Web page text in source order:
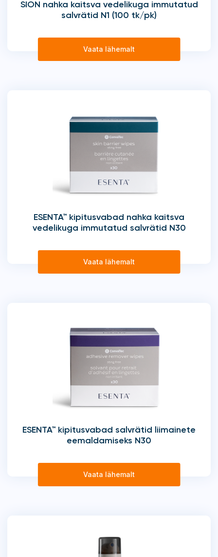
SION nahka kaitsva vedelikuga immutatud
salvrätid N1 (100 tk/pk)
Vaata lähemalt
ESENTA™ kipitusvabad nahka kaitsva
vedelikuga immutatud salvrätid N30
Vaata lähemalt
ESENTA™ kipitusvabad salvrätid liimainete
eemaldamiseks N30
Vaata lähemalt